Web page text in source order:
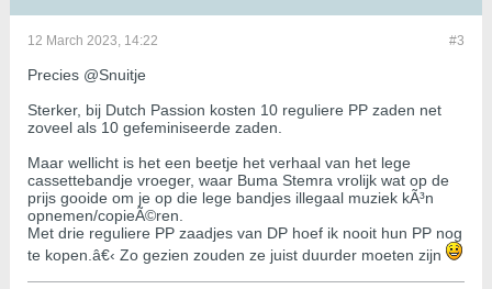
#3
12 March 2023, 14:22
Precies @Snuitje
Sterker, bij Dutch Passion kosten 10 reguliere PP zaden net
zoveel als 10 gefeminiseerde zaden.
Maar wellicht is het een beetje het verhaal van het lege
cassettebandje vroeger, waar Buma Stemra vrolijk wat op de
prijs gooide om je op die lege bandjes illegaal muziek kÃ³n
opnemen/copieÃ©ren.
Met drie reguliere PP zaadjes van DP hoef ik nooit hun PP nog
te kopen.â€‹ Zo gezien zouden ze juist duurder moeten zijn